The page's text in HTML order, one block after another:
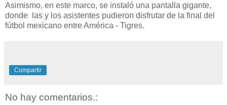
Asimismo, en este marco, se instaló una pantalla gigante,
donde las y los asistentes pudieron disfrutar de la final del
fútbol mexicano entre América - Tigres.
Compartir
No hay comentarios.: